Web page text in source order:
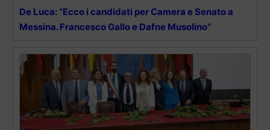
De Luca: “Ecco i candidati per Camera e Senato a
Messina. Francesco Gallo e Dafne Musolino”